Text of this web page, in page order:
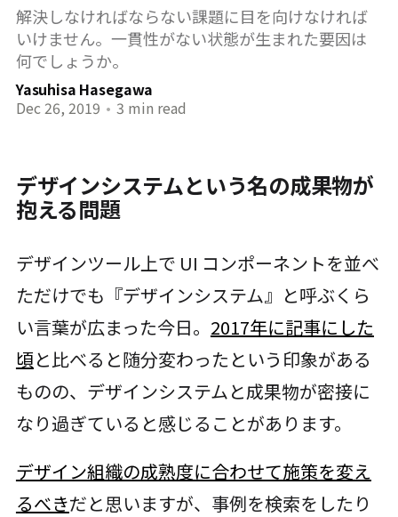
解決しなければならない課題に目を向けなければ
いけません。一貫性がない状態が生まれた要因は
何でしょうか。
Yasuhisa Hasegawa
Dec 26, 2019 • 3 min read
デザインシステムという名の成果物が
抱える問題
デザインツール上で UI コンポーネントを並べ
ただけでも『デザインシステム』と呼ぶくら
い言葉が広まった今日。 2017年に記事にした
頃と比べると随分変わったという印象がある
ものの、デザインシステムと成果物が密接に
なり過ぎていると感じることがあります。
デザイン組織の成熟度に合わせて施策を変え
るべきだと思いますが、事例を検索をしたり